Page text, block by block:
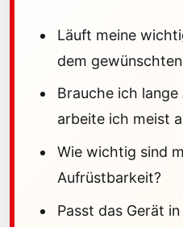
Läuft meine
dem
Brauche ich
arbeite ich meist
Wie wichtig sind
Aufrüstbarkeit?
Passt das Gerät